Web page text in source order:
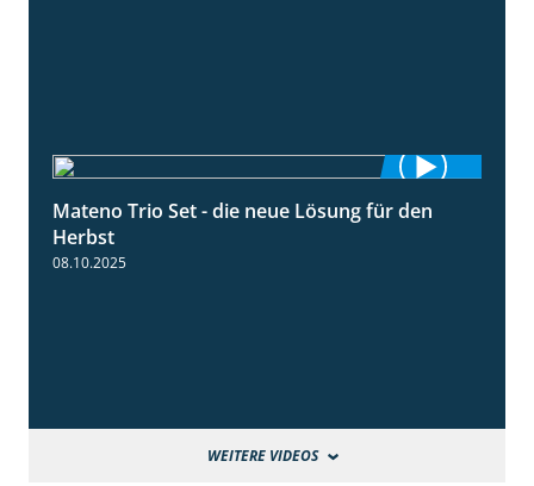
2:22
Mateno Trio Set - die neue Lösung für den
Herbst
08.10.2025
WEITERE VIDEOS